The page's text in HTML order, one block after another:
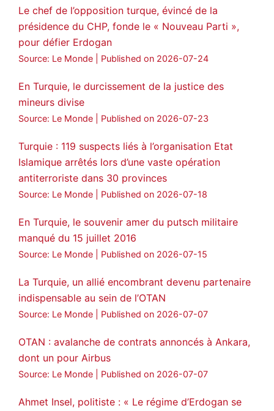
Voir plus...
Le chef de l’opposition turque, évincé de la
présidence du CHP, fonde le « Nouveau Parti »,
pour défier Erdogan
Source: Le Monde Published on 2026-07-24
En Turquie, le durcissement de la justice des
mineurs divise
Source: Le Monde Published on 2026-07-23
Turquie : 119 suspects liés à l’organisation Etat
Islamique arrêtés lors d’une vaste opération
antiterroriste dans 30 provinces
Source: Le Monde Published on 2026-07-18
En Turquie, le souvenir amer du putsch militaire
manqué du 15 juillet 2016
Source: Le Monde Published on 2026-07-15
La Turquie, un allié encombrant devenu partenaire
indispensable au sein de l’OTAN
Source: Le Monde Published on 2026-07-07
OTAN : avalanche de contrats annoncés à Ankara,
dont un pour Airbus
Source: Le Monde Published on 2026-07-07
Ahmet Insel, politiste : « Le régime d’Erdogan se